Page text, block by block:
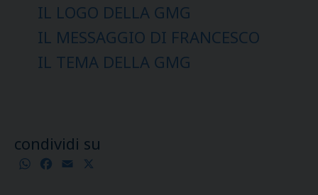
IL LOGO DELLA GMG
IL MESSAGGIO DI FRANCESCO
IL TEMA DELLA GMG
condividi su
WhatsApp
Facebook
Email